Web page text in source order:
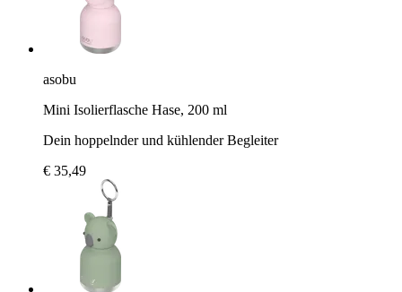
asobu
Mini Isolierflasche Hase, 200 ml
Dein hoppelnder und kühlender Begleiter
€ 35,49